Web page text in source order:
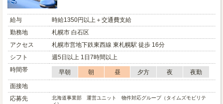
給与
時給1350円以上＋交通費支給
勤務地
札幌市 白石区
アクセス
札幌市営地下鉄東西線 東札幌駅 徒歩 16分
シフト
週5日以上 1日7時間以上
時間帯
早朝 朝 昼 夕方 夜
夜勤
面接地
応募先
北海道事業部 運営ユニット 物件対応グループ（タイムズモビリテ